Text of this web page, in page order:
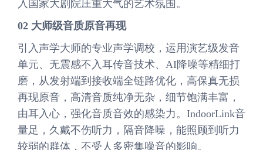
入国家大剧院庄重大气的艺术氛围。
02 大师级音质原音再现
引入声学大师的专业声学调校，运用演艺级发音
单元、无震感不入耳传音技术、AI降噪等精细打
磨，从发射端到接收端全链路优化，高保真无损
再现原音，高清音质纯净无杂，细节饱满丰富，
由耳入心，强化音质音效的感染力。IndoorLink音
量足，久戴不伤听力，隔音降噪，能照顾到听力
较弱的群体，不受人多密集噪音的影响。